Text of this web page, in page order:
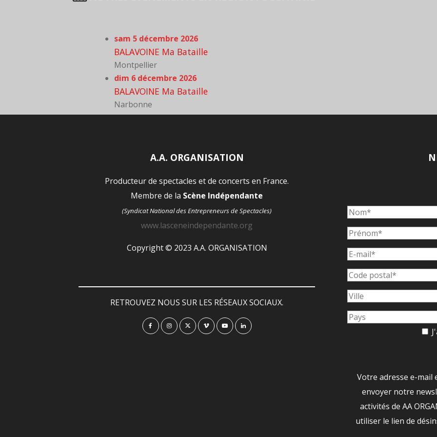
sam 5 décembre 2026
BALAVOINE Ma Bataille
Montpellier
dim 6 décembre 2026
BALAVOINE Ma Bataille
Narbonne
A.A. ORGANISATION
Producteur de spectacles et de concerts en France.
Membre de la Scène Indépendante
(Syndicat National des Entrepreneurs de Spectacles)
www.lasceneindependante.org
Copyright © 2023 A.A. ORGANISATION
RETROUVEZ NOUS SUR LES RÉSEAUX SOCIAUX.
Votre adresse e-
envoyer notre
activités de AA
utiliser le lien de